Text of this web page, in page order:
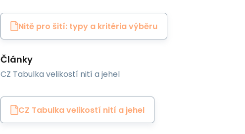
Nitě pro šití: typy a kritéria výběru
Články
CZ Tabulka velikostí nití a jehel
CZ Tabulka velikostí nití a jehel